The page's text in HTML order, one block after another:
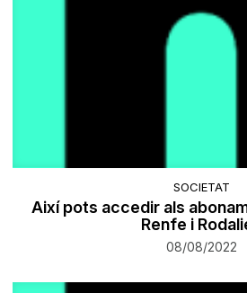
SOCIETAT
Així pots accedir als
Renfe i
08/08/2022